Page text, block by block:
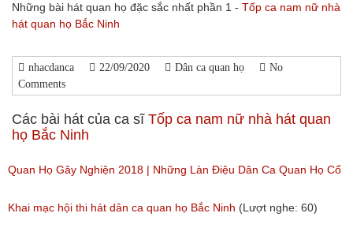
Những bài hát quan họ đặc sắc nhất phần 1 - Tốp ca nam nữ nhà
hát quan họ Bắc Ninh
nhacdanca 22/09/2020 Dân ca quan họ
No
Comments
Các bài hát của ca sĩ Tốp ca nam nữ nhà hát quan
họ Bắc Ninh
Quan Họ Gây Nghiện 2018 | Những Làn Điệu Dân Ca Quan Họ Cổ
Bắc Ninh Hay Ngây Ngất
Khai mạc hội thi hát dân ca quan họ Bắc Ninh (Lượt nghe: 60)